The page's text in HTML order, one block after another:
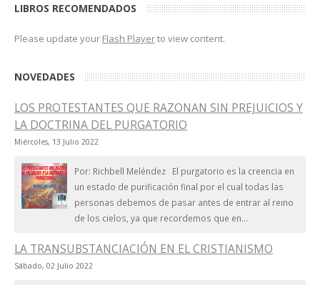
LIBROS RECOMENDADOS
Please update your Flash Playerto view content.
NOVEDADES
LOS PROTESTANTES QUE RAZONAN SIN PREJUICIOS Y
LA DOCTRINA DEL PURGATORIO
Miércoles, 13 Julio 2022
Por: Richbell Meléndez El purgatorio es la creencia en
un estado de purificación final por el cual todas las
personas debemos de pasar antes de entrar al reino
de los cielos, ya que recordemos que en...
LA TRANSUBSTANCIACIÓN EN EL CRISTIANISMO
Sábado, 02 Julio 2022